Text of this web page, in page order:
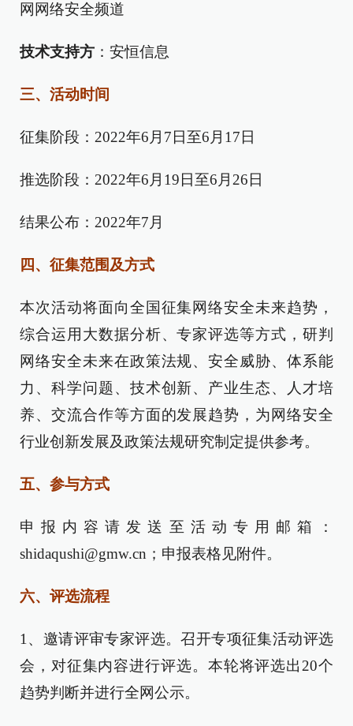
网网络安全频道
技术支持方 ：安恒信息
三、活动时间
征集阶段：2022年6月7日至6月17日
推选阶段：2022年6月19日至6月26日
结果公布：2022年7月
四、征集范围及方式
本次活动将面向全国征集网络安全未来趋势，
综合运用大数据分析、专家评选等方式，研判
网络安全未来在政策法规、安全威胁、体系能
力、科学问题、技术创新、产业生态、人才培
养、交流合作等方面的发展趋势，为网络安全
行业创新发展及政策法规研究制定提供参考。
五、参与方式
申报内容请发送至活动专用邮箱：
shidaqushi@gmw.cn；申报表格见附件。
六、评选流程
1、邀请评审专家评选。召开专项征集活动评选
会，对征集内容进行评选。本轮将评选出20个
趋势判断并进行全网公示。